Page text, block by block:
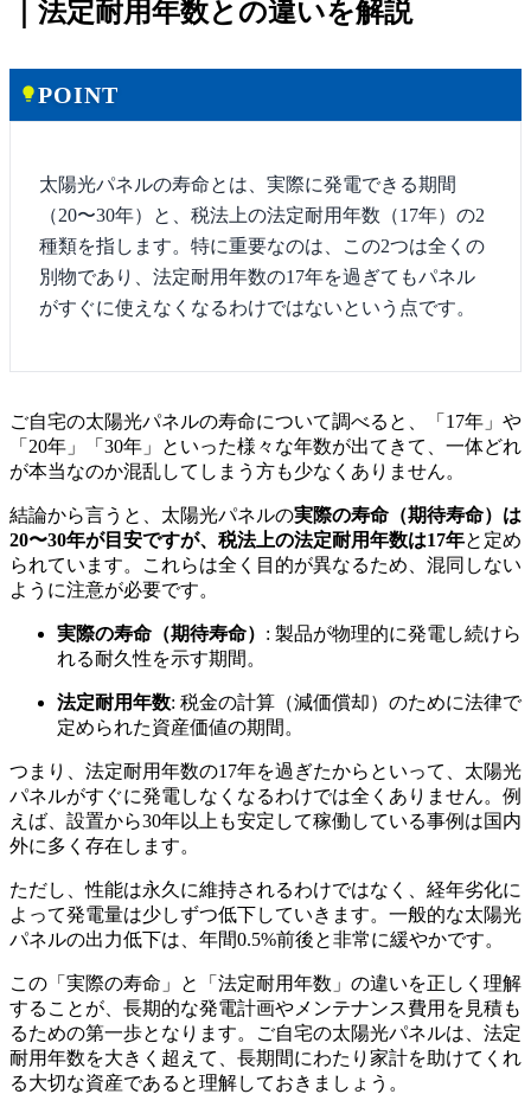
｜法定耐用年数との違いを解説
lightbulbPOINT
太陽光パネルの寿命とは、実際に発電できる期間
（20〜30年）と、税法上の法定耐用年数（17年）の2
種類を指します。特に重要なのは、この2つは全くの
別物であり、法定耐用年数の17年を過ぎてもパネル
がすぐに使えなくなるわけではないという点です。
ご自宅の太陽光パネルの寿命について調べると、「17年」や
「20年」「30年」といった様々な年数が出てきて、一体どれ
が本当なのか混乱してしまう方も少なくありません。
結論から言うと、太陽光パネルの実際の寿命（期待寿命）は
20〜30年が目安ですが、税法上の法定耐用年数は17年と定め
られています。これらは全く目的が異なるため、混同しない
ように注意が必要です。
実際の寿命（期待寿命） : 製品が物理的に発電し続けら
れる耐久性を示す期間。
法定耐用年数: 税金の計算（減価償却）のために法律で
定められた資産価値の期間。
つまり、法定耐用年数の17年を過ぎたからといって、太陽光
パネルがすぐに発電しなくなるわけでは全くありません。例
えば、設置から30年以上も安定して稼働している事例は国内
外に多く存在します。
ただし、性能は永久に維持されるわけではなく、経年劣化に
よって発電量は少しずつ低下していきます。一般的な太陽光
パネルの出力低下は、年間0.5%前後と非常に緩やかです。
この「実際の寿命」と「法定耐用年数」の違いを正しく理解
することが、長期的な発電計画やメンテナンス費用を見積も
るための第一歩となります。ご自宅の太陽光パネルは、法定
耐用年数を大きく超えて、長期間にわたり家計を助けてくれ
る大切な資産であると理解しておきましょう。